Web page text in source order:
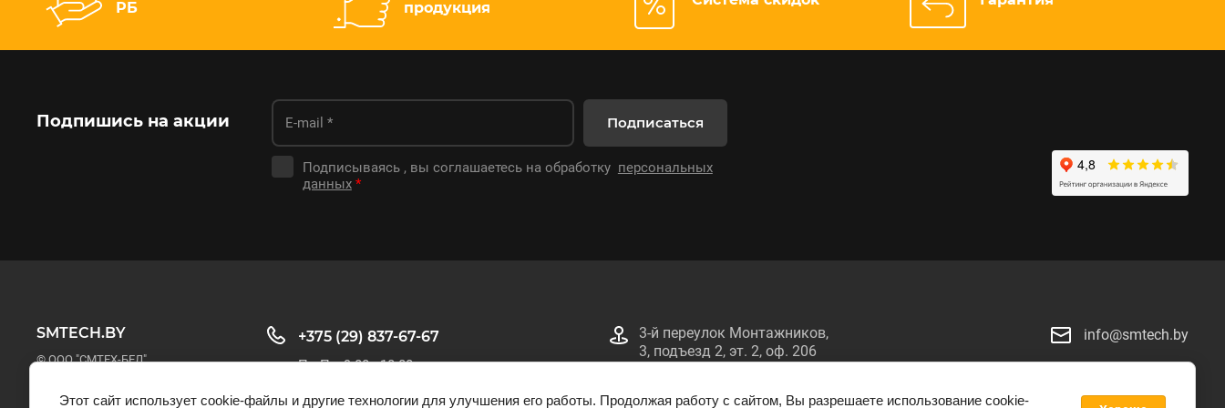
РБ
продукция
Подпишись на акции
Подписываясь , вы соглашаетесь на обработку персональных
данных *
Подписаться
SMTECH.BY
© ООО "СМТЕХ-БЕЛ"
+375 (29) 837-67-67
Пн-Пт: 9:00 - 18:00
3-й переулок Монтажников,
3, подъезд 2, эт. 2, оф. 206
info@smtech.by
Этот сайт использует cookie-файлы и другие технологии для улучшения его работы. Продолжая работу с сайтом, Вы разрешаете использование cookie-